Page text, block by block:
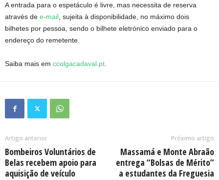
A entrada para o espetáculo é livre, mas necessita de reserva
através de e-mail , sujeita à disponibilidade, no máximo dois
bilhetes por pessoa, sendo o bilhete eletrónico enviado para o
endereço do remetente.
Saiba mais em ccolgacadaval.pt
Artigo anterior
Bombeiros Voluntários de
Belas recebem apoio para
aquisição de veículo
Próximo artigo
Massamá e Monte Abraão
entrega “Bolsas de Mérito”
a estudantes da Freguesia